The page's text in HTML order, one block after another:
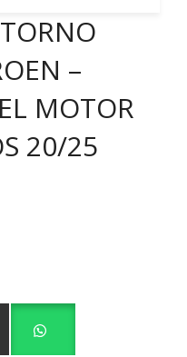
–
MOTOR
20/25